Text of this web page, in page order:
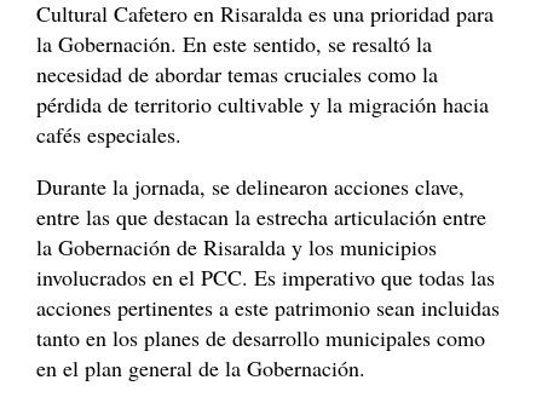
Cultural Cafetero en Risaralda es una prioridad para
la Gobernación. En este sentido, se resaltó la
necesidad de abordar temas cruciales como la
pérdida de territorio cultivable y la migración hacia
cafés especiales.
Durante la jornada, se delinearon acciones clave,
entre las que destacan la estrecha articulación entre
la Gobernación de Risaralda y los municipios
involucrados en el PCC. Es imperativo que todas las
acciones pertinentes a este patrimonio sean incluidas
tanto en los planes de desarrollo municipales como
en el plan general de la Gobernación.